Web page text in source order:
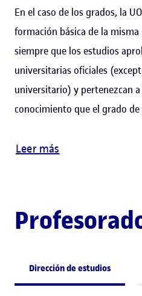
En el caso de los grados, la
formación básica de la
siempre que los estudios
universitarias oficiales
universitario) y pertenezcan
conocimiento que el grado
Leer más
Dirección de estudios